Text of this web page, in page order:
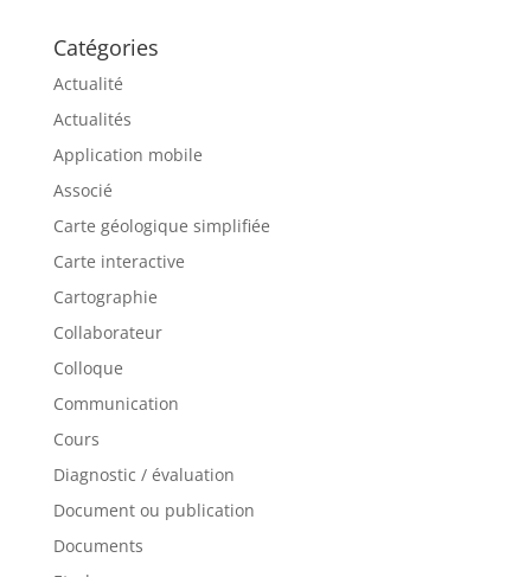
Catégories
Actualité
Actualités
Application mobile
Associé
Carte géologique simplifiée
Carte interactive
Cartographie
Collaborateur
Colloque
Communication
Cours
Diagnostic / évaluation
Document ou publication
Documents